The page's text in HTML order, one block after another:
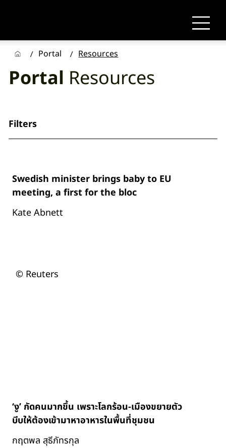
/ Portal / Resources
Portal Resources
Filters
Swedish minister brings baby to EU
meeting, a first for the bloc
Kate Abnett
© Reuters
‘งู’ กัดคนมากขึ้น เพราะโลกร้อน-เมืองขยายตัว
บีบให้ต้องเข้ามาหาอาหารในพื้นที่ชุมชน
กฤตพล สุธีภัทรกุล